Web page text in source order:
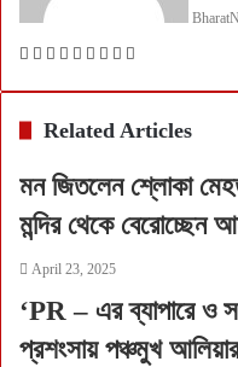
Facebook
Twitter
LinkedIn
Tumblr
Pinterest
Reddit
VKontakte
Share
Related Articles
মন জিতলেন শ্লোকা
মন্দির থেকে বেরোচ্ছেন
April 23, 2025
‘PR – এর ব্যাপারে ও
প্রশংসায় পঞ্চমুখ